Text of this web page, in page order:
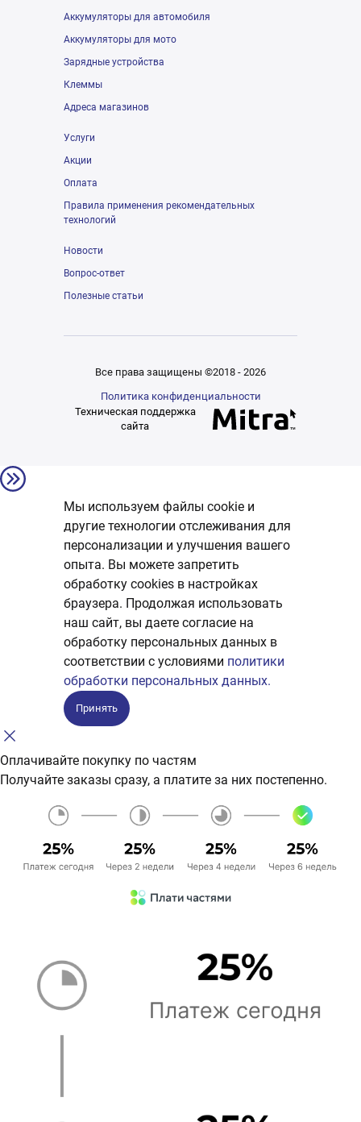
Аккумуляторы для автомобиля
Аккумуляторы для мото
Зарядные устройства
Клеммы
Адреса магазинов
Услуги
Акции
Оплата
Правила применения рекомендательных
технологий
Новости
Вопрос-ответ
Полезные статьи
Все права защищены ©2018 - 2026
Политика конфиденциальности
Техническая поддержка
сайта
Мы используем файлы cookie и
другие технологии отслеживания для
персонализации и улучшения вашего
опыта. Вы можете запретить
обработку сookies в настройках
браузера. Продолжая использовать
наш сайт, вы даете согласие на
обработку персональных данных в
соответствии с условиями политики
обработки персональных данных.
Принять
Оплачивайте покупку по частям
Получайте заказы сразу, а платите за них постепенно.